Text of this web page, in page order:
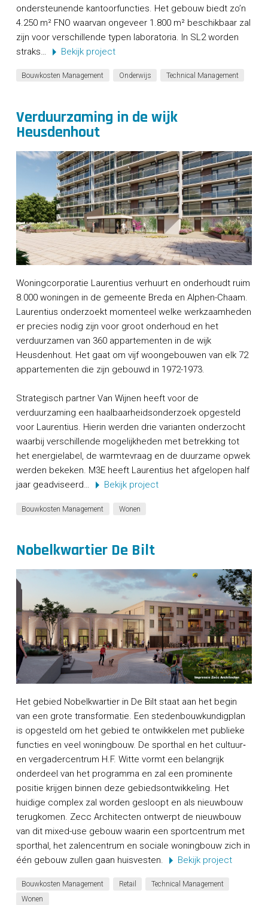
ondersteunende kantoorfuncties. Het gebouw biedt zo’n
4.250 m² FNO waarvan ongeveer 1.800 m² beschikbaar zal
zijn voor verschillende typen laboratoria. In SL2 worden
straks…
Bekijk project
Bouwkosten Management Onderwijs Technical Management
Verduurzaming in de wijk
Heusdenhout
Woningcorporatie Laurentius verhuurt en onderhoudt ruim
8.000 woningen in de gemeente Breda en Alphen-Chaam.
Laurentius onderzoekt momenteel welke werkzaamheden
er precies nodig zijn voor groot onderhoud en het
verduurzamen van 360 appartementen in de wijk
Heusdenhout. Het gaat om vijf woongebouwen van elk 72
appartementen die zijn gebouwd in 1972-1973.
Strategisch partner Van Wijnen heeft voor de
verduurzaming een haalbaarheidsonderzoek opgesteld
voor Laurentius. Hierin werden drie varianten onderzocht
waarbij verschillende mogelijkheden met betrekking tot
het energielabel, de warmtevraag en de duurzame opwek
werden bekeken. M3E heeft Laurentius het afgelopen half
jaar geadviseerd…
Bekijk project
Bouwkosten Management Wonen
Nobelkwartier De Bilt
Het gebied Nobelkwartier in De Bilt staat aan het begin
van een grote transformatie. Een stedenbouwkundigplan
is opgesteld om het gebied te ontwikkelen met publieke
functies en veel woningbouw. De sporthal en het cultuur‐
en vergadercentrum H.F. Witte vormt een belangrijk
onderdeel van het programma en zal een prominente
positie krijgen binnen deze gebiedsontwikkeling. Het
huidige complex zal worden gesloopt en als nieuwbouw
terugkomen. Zecc Architecten ontwerpt de nieuwbouw
van dit mixed-use gebouw waarin een sportcentrum met
sporthal, het zalencentrum en sociale woningbouw zich in
één gebouw zullen gaan huisvesten.
Bekijk project
Bouwkosten Management Retail
Technical Management
Wonen